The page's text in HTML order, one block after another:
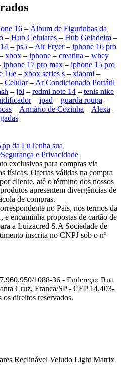
16 – Álbum de Figurinhas da
– Hub Celulares – Hub Geladeira –
– ps5 – Air Fryer– iphone 16 pro
– xbox – iphone – creatina – whey
iphone 17 pro max – iphone 15 pro
16e – xbox series s – xiaomi –
Celular– Ar Condicionado Portátil
– jbl – redmi note 14 – tenis nike
– ipad – guarda roupa –
– Armário de Cozinha – Alexa –
da LuTenha sua
Segurança e Privacidade
exclusivos para compras via
físicas. Ofertas válidas na compra
cliente, até o término dos nossos
apresentem divergências de
de compras.
no País, nos termos da
encaminha propostas de cartão de
a Luizacred S.A Sociedade de
inscrita no CNPJ sob o nº
1088-36 - Endereço: Rua
Cruz, Franca/SP - CEP 14.403-
direitos reservados.
Reclinável Veludo Light Matrix